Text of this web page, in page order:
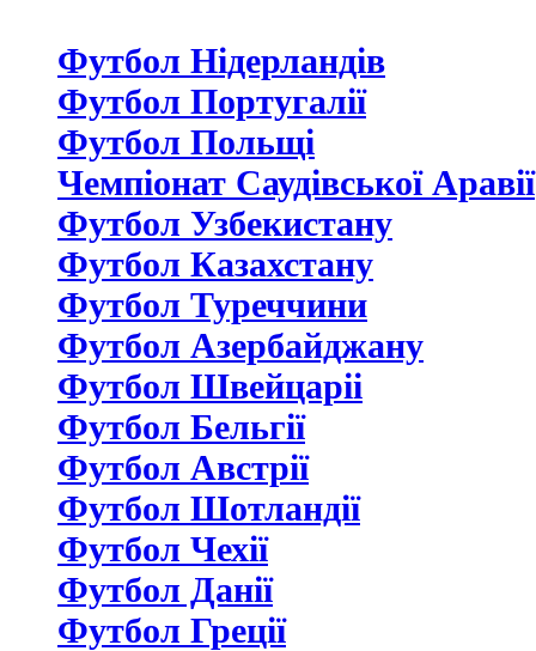
Футбол Нідерландiв
Футбол Португалії
Футбол Польщі
Чемпіонат Саудівської Аравії
Футбол Узбекистану
Футбол Казахстану
Футбол Туреччини
Футбол Азербайджану
Футбол Швейцаріі
Футбол Бельгії
Футбол Австрії
Футбол Шотландії
Футбол Чехії
Футбол Данії
Футбол Греції